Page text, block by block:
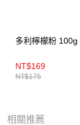
多利檸檬粉 100g
NT$169
NT$175
相關推薦